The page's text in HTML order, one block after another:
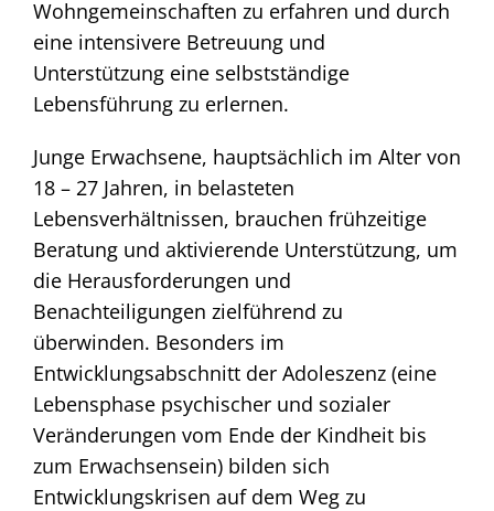
Wohngemeinschaften zu erfahren und durch
eine intensivere Betreuung und
Unterstützung eine selbstständige
Lebensführung zu erlernen.
Junge Erwachsene, hauptsächlich im Alter von
18 – 27 Jahren, in belasteten
Lebensverhältnissen, brauchen frühzeitige
Beratung und aktivierende Unterstützung, um
die Herausforderungen und
Benachteiligungen zielführend zu
überwinden. Besonders im
Entwicklungsabschnitt der Adoleszenz (eine
Lebensphase psychischer und sozialer
Veränderungen vom Ende der Kindheit bis
zum Erwachsensein) bilden sich
Entwicklungskrisen auf dem Weg zu